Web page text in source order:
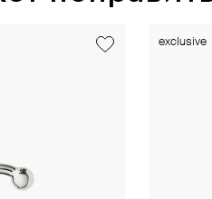
exclusive
exclusive
exclusive